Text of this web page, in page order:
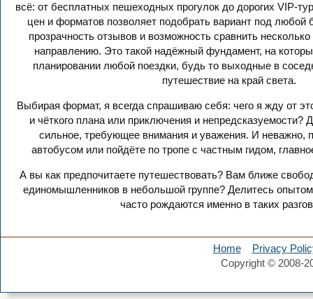
всё: от бесплатных пешеходных прогулок до дорогих VIP-
цен и форматов позволяет подобрать вариант под
прозрачность отзывов и возможность сравнить
направлению. Это такой надёжный фундамент, на
планировании любой поездки, будь то выходные в
путешествие на край света.
Выбирая формат, я всегда спрашиваю себя: чего я жду от
и чёткого плана или приключения и
сильное, требующее внимания и уважения. И неважно,
автобусом или пойдёте по тропе с частным гидом,
А вы как предпочитаете путешествовать? Вам ближе
единомышленников в небольшой группе? Делитесь
часто рождаются именно в таких
Home
Privacy
Copyright © 2008-